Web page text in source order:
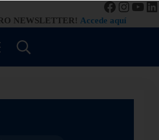
derecha de la cabeceraFacebook
NEWSLETTER! Accede aquí
de Vapor
Search...